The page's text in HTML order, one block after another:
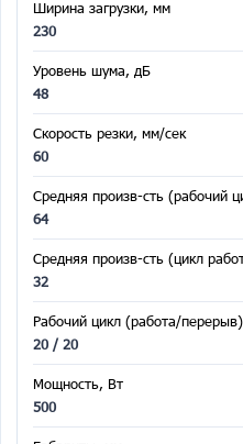
Ширина загрузки, мм
230
Уровень шума, дБ
48
Скорость резки, мм/сек
60
Средняя произв-сть (рабочий
64
Средняя произв-сть (цикл
32
Рабочий цикл (работа/
20 / 20
Мощность, Вт
500